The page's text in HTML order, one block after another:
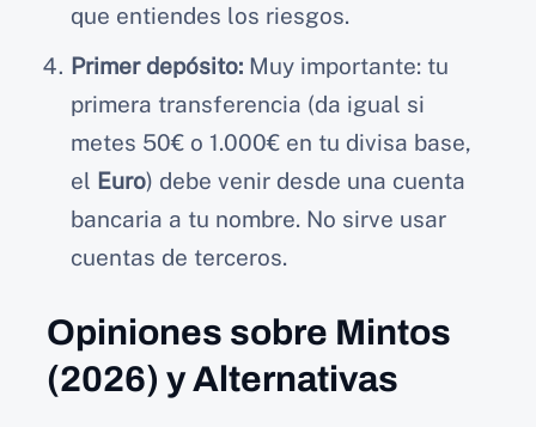
que entiendes los riesgos.
Primer depósito: Muy importante: tu
primera transferencia (da igual si
metes 50€ o 1.000€ en tu divisa base,
el Euro) debe venir desde una cuenta
bancaria a tu nombre. No sirve usar
cuentas de terceros.
Opiniones sobre Mintos
(2026) y Alternativas